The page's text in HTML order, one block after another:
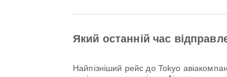
Який останній час
Найпізніший рейс до Tokyo авіакомпанії Thai Airways з кодом рейсу TG642 відправляється о 23:55. Ви можете переглянути цей розклад і порівняти інші доступні